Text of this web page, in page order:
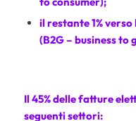
il restante 1%
(B2G – business to
Il 45% delle fatture
seguenti settori: